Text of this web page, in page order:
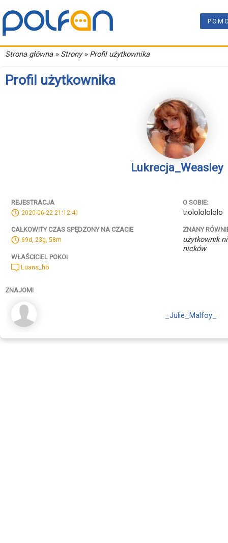
Strona główna» Strony » Profil użytkownika
Profil użytkownika
Lukrecja_Weasley
REJESTRACJA
2020-06-22 21:12:41
CAŁKOWITY CZAS SPĘDZONY NA CZACIE
69d, 23g, 58m
WŁAŚCICIEL POKOI
Luans_hb
O SOBIE:
trolololololo
ZNANY
użytkownik
nicków
ZNAJOMI
_Julie_Malfoy_